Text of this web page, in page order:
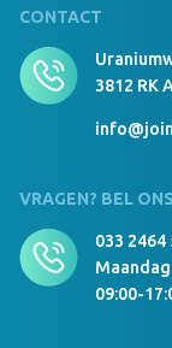
CONTACT
3812 RK
VRAGEN? BEL ONS
033 2464
09:00-